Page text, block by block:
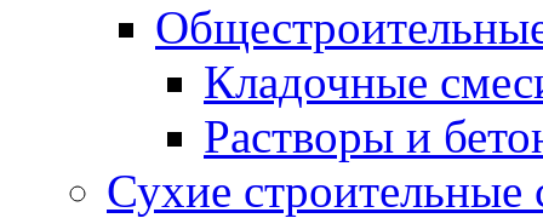
Кладочные
Растворы и
Сухие строительные